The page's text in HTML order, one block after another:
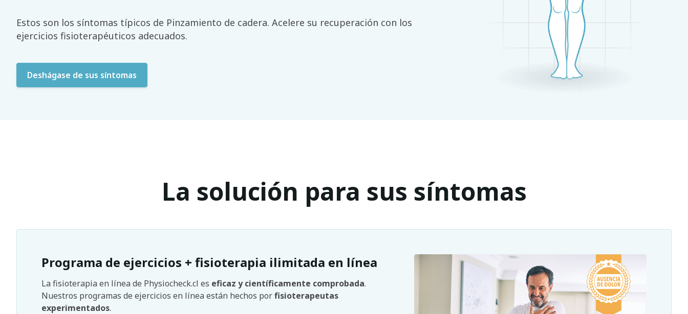
Estos son los síntomas típicos de Pinzamiento de cadera. Acelere su recuperación con los
ejercicios fisioterapéuticos adecuados.
Deshágase de sus síntomas
La solución para sus síntomas
Programa de ejercicios + fisioterapia ilimitada en línea
La fisioterapia en línea de Physiocheck.cl es eficaz y científicamente comprobada.
Nuestros programas de ejercicios en línea están hechos porfisioterapeutas
experimentados.